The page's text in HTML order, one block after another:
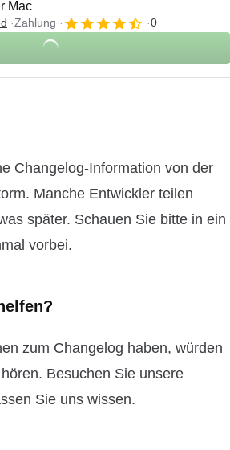
Mac
Zahlung 0
Changelog-Information von der
Manche Entwickler teilen
später. Schauen Sie bitte in ein
vorbei.
zum Changelog haben, würden
Besuchen Sie unsere
Sie uns wissen.